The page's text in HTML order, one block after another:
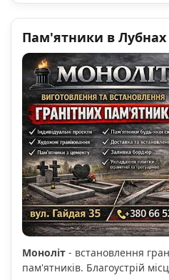
Пам'ятники в Лубнах
Моноліт - встановлення
пам'ятників. Благоустрій